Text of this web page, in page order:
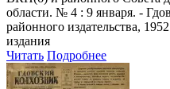
области. № 4 : 9 января. -
районного издательства,
издания
Читать Подробнее